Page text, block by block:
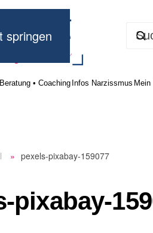
springen
Beratung • Coaching Infos Narzissmus
pexels-pixabay-159077
pixabay-